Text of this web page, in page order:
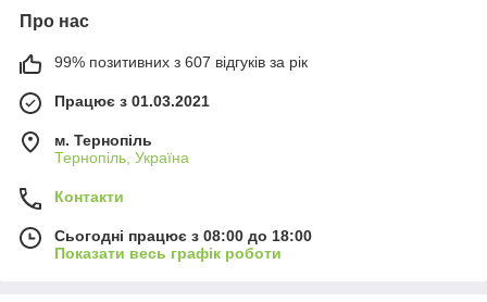
Про нас
99% позитивних з 607 відгуків за рік
Працює з 01.03.2021
м. Тернопіль
Тернопіль, Україна
Контакти
Сьогодні працює з 08:00 до 18:00
Показати весь графік роботи